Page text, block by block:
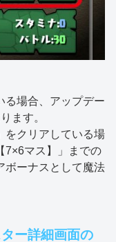
る場合、アップデー
ます。
をクリアしている場
7×6マス】」までの
ボーナスとして魔法
ー詳細画面の